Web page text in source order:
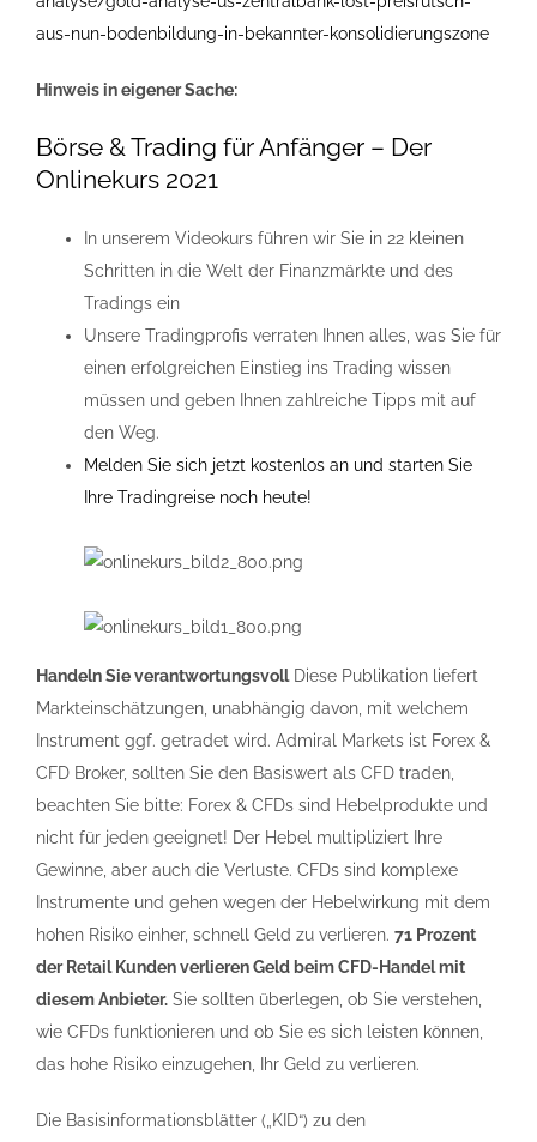
aus-nun-bodenbildung-in-bekannter-konsolidierungszone
Hinweis in eigener Sache:
Börse & Trading für Anfänger – Der
Onlinekurs 2021
In unserem Videokurs führen wir Sie in 22 kleinen
Schritten in die Welt der Finanzmärkte und des
Tradings ein
Unsere Tradingprofis verraten Ihnen alles, was Sie für
einen erfolgreichen Einstieg ins Trading wissen
müssen und geben Ihnen zahlreiche Tipps mit auf
den Weg.
Melden Sie sich jetzt kostenlos an und starten Sie
Ihre Tradingreise noch heute!
Handeln Sie verantwortungsvollDiese Publikation liefert
Markteinschätzungen, unabhängig davon, mit welchem
Instrument ggf. getradet wird. Admiral Markets ist Forex &
CFD Broker, sollten Sie den Basiswert als CFD traden,
beachten Sie bitte: Forex & CFDs sind Hebelprodukte und
nicht für jeden geeignet! Der Hebel multipliziert Ihre
Gewinne, aber auch die Verluste. CFDs sind komplexe
Instrumente und gehen wegen der Hebelwirkung mit dem
hohen Risiko einher, schnell Geld zu verlieren. 71 Prozent
der Retail Kunden verlieren Geld beim CFD-Handel mit
diesem Anbieter. Sie sollten überlegen, ob Sie verstehen,
wie CFDs funktionieren und ob Sie es sich leisten können,
das hohe Risiko einzugehen, Ihr Geld zu verlieren.
Die Basisinformationsblätter („KID“) zu den